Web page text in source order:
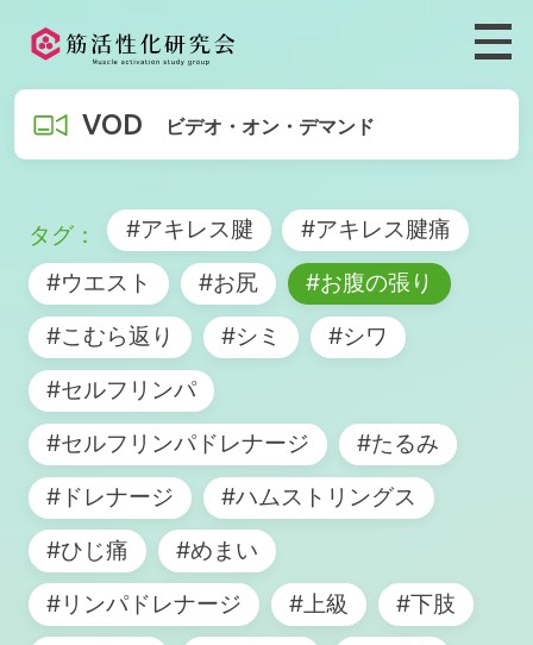
VOD ビデオ・オン・デマンド
#アキレス腱
#アキレス腱痛
#ウエスト
#お尻
#お腹の張り
#こむら返り
#シミ
#シワ
#セルフリンパ
#セルフリンパドレナージ
#たるみ
#ドレナージ
#ハムストリングス
#ひじ痛
#めまい
#リンパドレナージ
#上級
#下肢